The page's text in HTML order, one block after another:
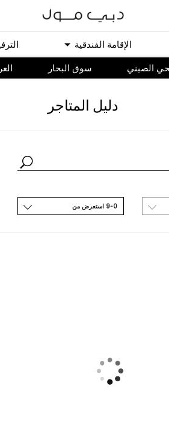
اﻹﻗﺎﻣﺔ اﻟﻔﻨﺪﻗﻴﺔ
الصيني سوق البحار
ﺩﻟﻴﻞ اﻟﻤﺘﺎﺟﺮ
9-0 اﺳﺘﻌﺮﺽ ﻣﻦ